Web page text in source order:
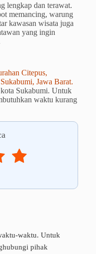
lengkap dan terawat.
memancing, warung
kawasan wisata juga
yang ingin
Citepus,
Jawa Barat.
Sukabumi. Untuk
waktu kurang
waktu. Untuk
pihak